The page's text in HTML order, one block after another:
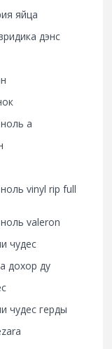
яйца
дэнс
a
vinyl rip full
valeron
чудес
дохор ду
чудес герды